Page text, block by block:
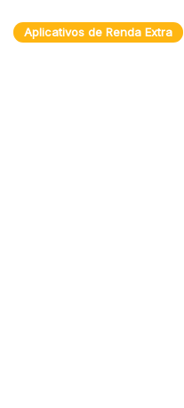
Lucrativas
Aplicativos de Renda Extra